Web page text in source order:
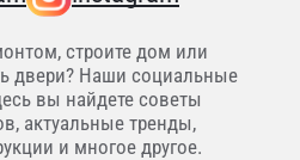
строите дом или
двери? Наши социальные
вы найдете советы
актуальные тренды,
и многое другое.